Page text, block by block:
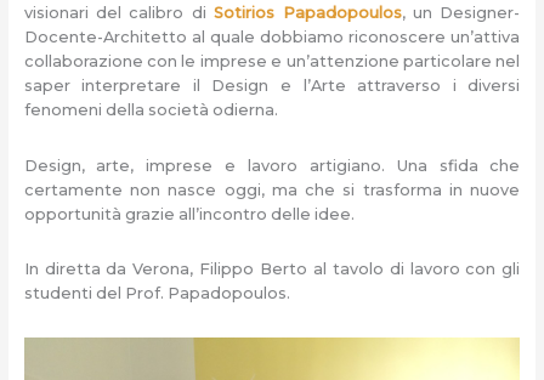
visionari del calibro diSotirios Papadopoulos, un Designer-
Docente-Architetto al quale dobbiamo riconoscere un’attiva
collaborazione con le imprese e un’attenzione particolare nel
saper interpretare il Design e l’Arte attraverso i diversi
fenomeni della società odierna.
Design, arte, imprese e lavoro artigiano. Una sfida che
certamente non nasce oggi, ma che si trasforma in nuove
opportunità grazie all’incontro delle idee.
In diretta da Verona, Filippo Berto al tavolo di lavoro con gli
studenti del Prof. Papadopoulos.